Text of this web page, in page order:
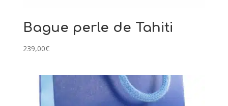
Bague perle de Tahiti
239,00€